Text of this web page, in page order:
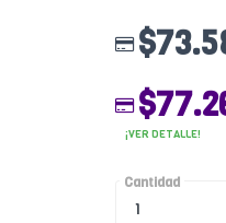
¡VER DETALLE!
Cantidad